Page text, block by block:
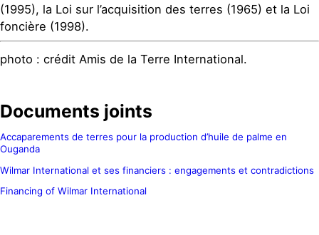
(1995), la Loi sur l’acquisition des terres (1965) et la Loi
foncière (1998).
photo : crédit Amis de la Terre International.
Documents joints
Accaparements de terres pour la production d’huile de palme en
Ouganda
Wilmar International et ses financiers : engagements et contradictions
Financing of Wilmar International